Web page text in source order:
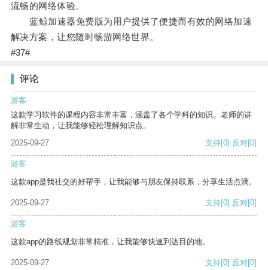
流畅的网络体验。
蓝鲸加速器免费版为用户提供了便捷而有效的网络加速
解决方案，让您随时畅游网络世界。
#37#
评论
游客
这款学习软件的课程内容非常丰富，涵盖了各个学科的知识。老师的讲
解非常生动，让我能够轻松理解知识点。
2025-09-27
支持[0] 反对[0]
游客
这款app是我社交的好帮手，让我能够与朋友保持联系，分享生活点滴。
2025-09-27 支持[0] 反对[0]
游客
这款app的路线规划非常精准，让我能够快速到达目的地。
2025-09-27 支持[0] 反对[0]